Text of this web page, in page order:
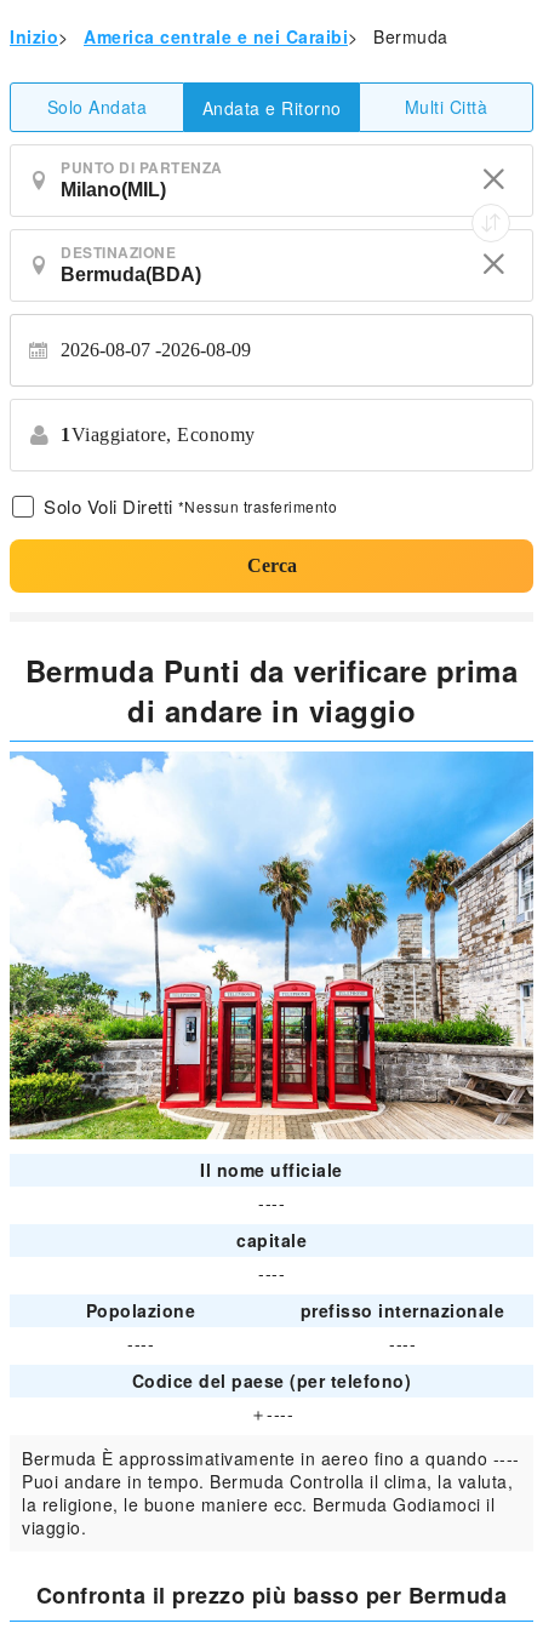
Inizio> America centrale e nei Caraibi> Bermuda
Solo Andata Andata e Ritorno Multi Città
PUNTO DI PARTENZA
DESTINAZIONE
2026-08-07 2026-08-09
1Viaggiatore, Economy
Solo Voli Diretti *Nessun trasferimento
Cerca
Bermuda Punti da verificare prima
di andare in viaggio
Il nome ufficiale
----
capitale
----
Popolazione
prefisso internazionale
----
----
Codice del paese (per telefono)
＋----
Bermuda È approssimativamente in aereo fino a quando ----
Puoi andare in tempo. Bermuda Controlla il clima, la valuta,
la religione, le buone maniere ecc. Bermuda Godiamoci il
viaggio.
Confronta il prezzo più basso per Bermuda